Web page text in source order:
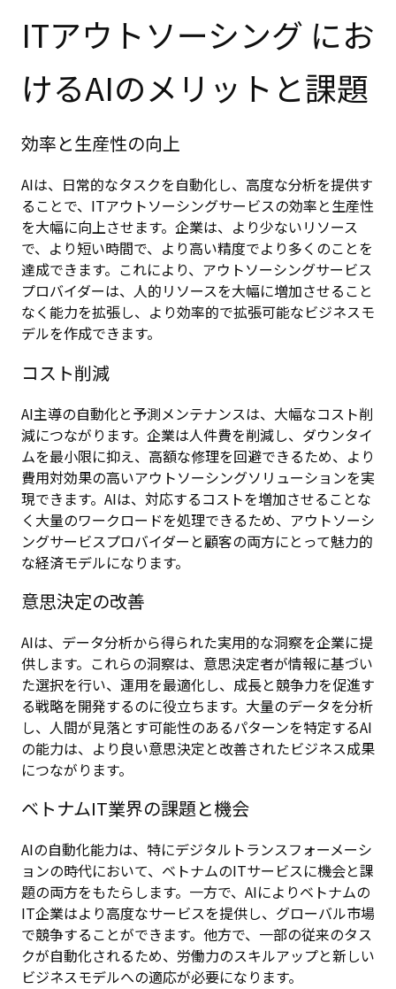
ITアウトソーシング にお
けるAIのメリットと課題
効率と生産性の向上
AIは、日常的なタスクを自動化し、高度な分析を提供す
ることで、ITアウトソーシングサービスの効率と生産性
を大幅に向上させます。企業は、より少ないリソース
で、より短い時間で、より高い精度でより多くのことを
達成できます。これにより、アウトソーシングサービス
プロバイダーは、人的リソースを大幅に増加させること
なく能力を拡張し、より効率的で拡張可能なビジネスモ
デルを作成できます。
コスト削減
AI主導の自動化と予測メンテナンスは、大幅なコスト削
減につながります。企業は人件費を削減し、ダウンタイ
ムを最小限に抑え、高額な修理を回避できるため、より
費用対効果の高いアウトソーシングソリューションを実
現できます。AIは、対応するコストを増加させることな
く大量のワークロードを処理できるため、アウトソーシ
ングサービスプロバイダーと顧客の両方にとって魅力的
な経済モデルになります。
意思決定の改善
AIは、データ分析から得られた実用的な洞察を企業に提
供します。これらの洞察は、意思決定者が情報に基づい
た選択を行い、運用を最適化し、成長と競争力を促進す
る戦略を開発するのに役立ちます。大量のデータを分析
し、人間が見落とす可能性のあるパターンを特定するAI
の能力は、より良い意思決定と改善されたビジネス成果
につながります。
ベトナムIT業界の課題と機会
AIの自動化能力は、特にデジタルトランスフォーメーシ
ョンの時代において、ベトナムのITサービスに機会と課
題の両方をもたらします。一方で、AIによりベトナムの
IT企業はより高度なサービスを提供し、グローバル市場
で競争することができます。他方で、一部の従来のタス
クが自動化されるため、労働力のスキルアップと新しい
ビジネスモデルへの適応が必要になります。